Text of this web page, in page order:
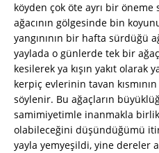
köyden çok öte ayrı bir
ağacının gölgesinde bin
yangınının bir hafta sürdüğü
yaylada o günlerde tek bir
kesilerek ya kışın yakıt
kerpiç evlerinin tavan kısmının
söylenir. Bu ağaçların
samimiyetimle inanmakla
olabileceğini düşündüğümü
yayla yemyeşildi, yine dereler